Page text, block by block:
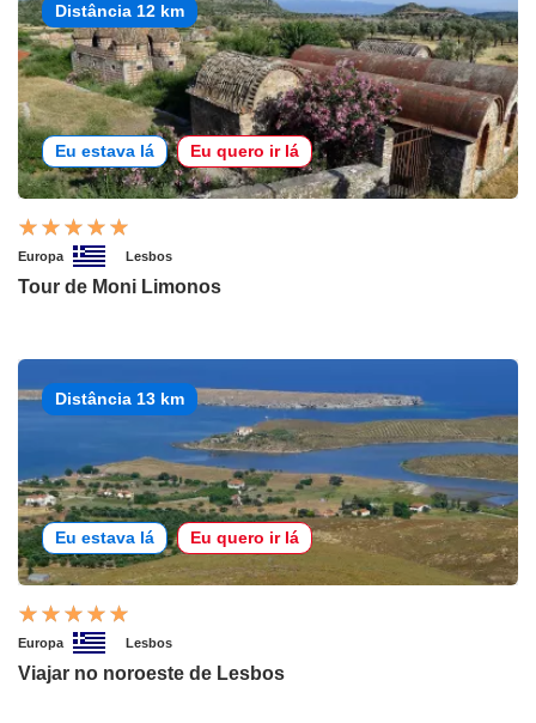
Distância 12 km
Eu estava lá Eu quero ir lá
Europa Lesbos
Tour de Moni Limonos
Distância 13 km
Eu estava lá Eu quero ir lá
Europa Lesbos
Viajar no noroeste de Lesbos